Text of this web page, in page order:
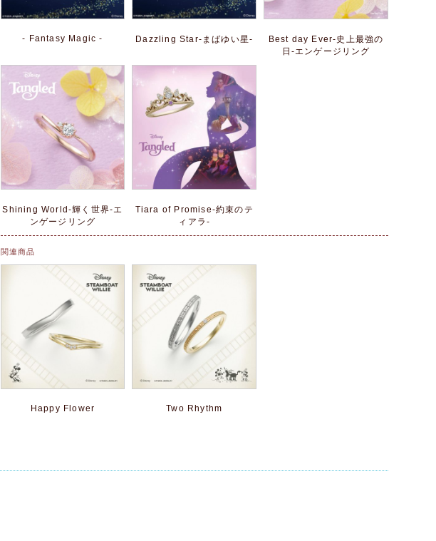
- Fantasy Magic - Dazzling Star-まばゆい星‐
Best day Ever-史上最強の
日-エンゲージリング
Shining World-輝く世界-エ
ンゲージリング
Tiara of Promise-約束のテ
ィアラ‐
関連商品
Happy Flower Two Rhythm